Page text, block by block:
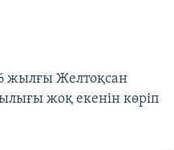
жылғы Желтоқсан
жоқ екенін көріп